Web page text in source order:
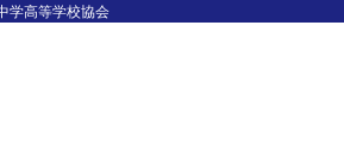
学高等学校協会